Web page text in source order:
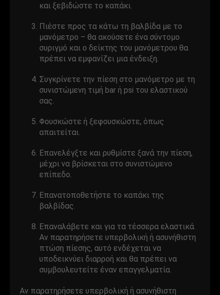
και ξεβιδώστε το καπάκι.
Πιέστε προς τα κάτω τη βαλβίδα με το
μανόμετρο – θα ακούσετε ένα σύντομο
συριγμό και ο δείκτης του μανόμετρου θα
πρέπει να εμφανίζει μια ένδειξη.
Συγκρίνετε την πίεση στο μανόμετρο με τη
συνιστώμενη τιμή bar ή psi του ελαστικού
σας.
Φουσκώστε ή ξεφουσκώστε, όπως
απαιτείται.
Επανελέγξτε και ρυθμίστε ξανά την πίεση,
μέχρι να βρίσκεται στο συνιστώμενο
επίπεδο.
Επανατοποθετήστε το καπάκι της
βαλβίδας.
Επαναλάβετε και για τα τέσσερα ελαστικά.
Αν παρατηρήσετε υπερβολική ή ασυνήθιστη
πτώση πίεσης, αυτό ενδέχεται να
υποδεικνύει διαρροή και θα πρέπει να
συμβουλευτείτε έναν επαγγελματία.
Αν παρατηρήσετε υπερβολική ή ασυνήθιστη